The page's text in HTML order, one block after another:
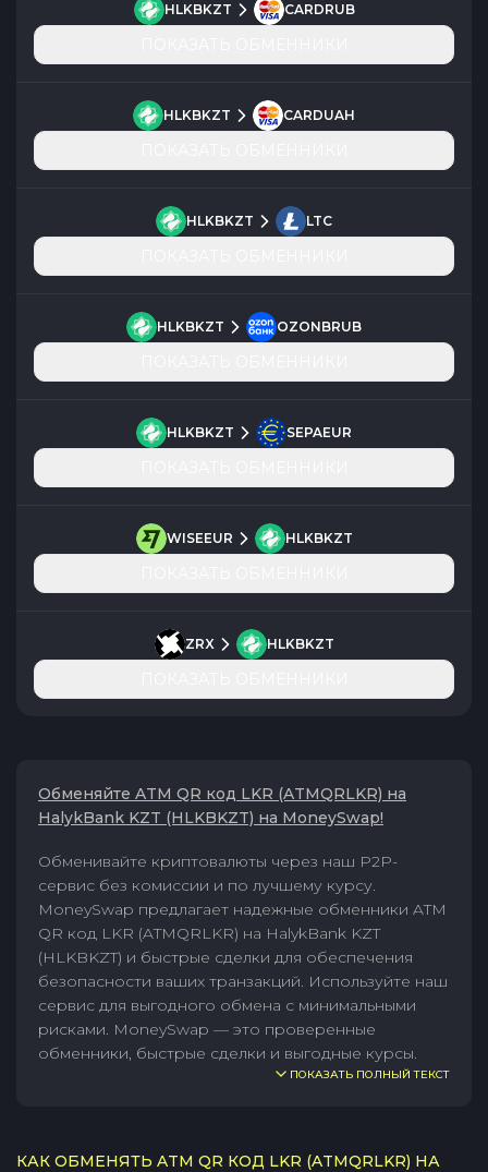
HLKBKZT CARDRUB
HLKBKZT CARDUAH
HLKBKZT LTC
HLKBKZT OZONBRUB
HLKBKZT SEPAEUR
WISEEUR HLKBKZT
ZRX HLKBKZT
Обменяйте ATM QR код LKR (ATMQRLKR) на
HalykBank KZT (HLKBKZT) на MoneySwap!
Обменивайте криптовалюты через наш P2P-
сервис без комиссии и по лучшему курсу.
MoneySwap предлагает надежные обменники ATM
QR код LKR (ATMQRLKR) на HalykBank KZT
(HLKBKZT) и быстрые сделки для обеспечения
безопасности ваших транзакций. Используйте наш
сервис для выгодного обмена с минимальными
рисками. MoneySwap — это проверенные
обменники, быстрые сделки и выгодные курсы.
ПОКАЗАТЬ ПОЛНЫЙ ТЕКСТ
КАК ОБМЕНЯТЬ ATM QR КОД LKR (ATMQRLKR) НА